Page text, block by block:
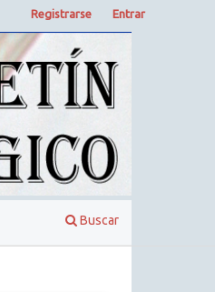
Buscar
Registrarse Entrar